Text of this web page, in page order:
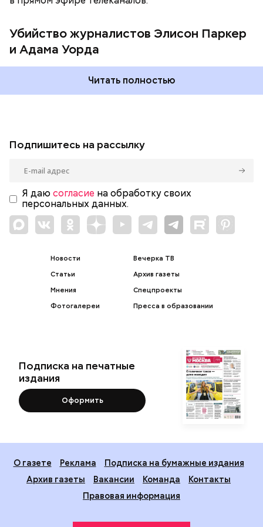
Убийство журналистов Элисон Паркер
и Адама Уорда
«подсидела», а Уорд написал на него жалобу в
Читать полностью
Подпишитесь на рассылку
Я даю согласие на обработку своих
персональных данных.
Новости
Статьи
Мнения
Фотогалереи
Вечерка ТВ
Архив газеты
Спецпроекты
Пресса в образовании
Подписка на печатные
издания
Оформить
О газете Реклама
Подписка на бумажные издания
Архив газеты
Вакансии Команда
Контакты
Правовая информация